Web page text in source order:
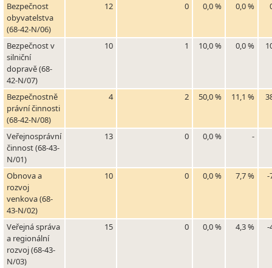
Bezpečnost
obyvatelstva
(68-42-N/06)
12 0 0,0 % 0,0 %
Bezpečnost v
silniční
dopravě (68-
42-N/07)
10 1 10,0 % 0,0 %
Bezpečnostně
právní činnosti
(68-42-N/08)
4 2 50,0 % 11,1 %
Veřejnosprávní
činnost (68-43-
N/01)
13 0 0,0 % -
Obnova a
rozvoj
venkova (68-
43-N/02)
10 0 0,0 % 7,7 % -
Veřejná správa
a regionální
rozvoj (68-43-
N/03)
15 0 0,0 % 4,3 % -